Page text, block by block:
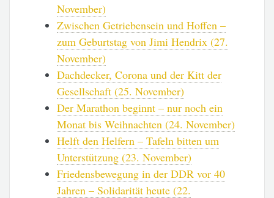
November)
Zwischen Getriebensein und Hoffen –
zum Geburtstag von Jimi Hendrix (27.
November)
Dachdecker, Corona und der Kitt der
Gesellschaft (25. November)
Der Marathon beginnt – nur noch ein
Monat bis Weihnachten (24. November)
Helft den Helfern – Tafeln bitten um
Unterstützung (23. November)
Friedensbewegung in der DDR vor 40
Jahren – Solidarität heute (22.